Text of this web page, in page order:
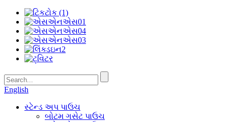
English
સ્ટેન્ડ અપ પાઉચ
બોટમ ગસેટ પાઉચ